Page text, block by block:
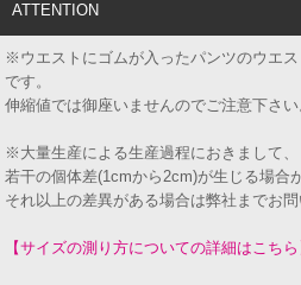
ATTENTION
※ウエストにゴムが入ったパンツのウエ
です。
伸縮値では御座いませんのでご注意下さい
※大量生産による生産過程におきまして、
若干の個体差(1cmから2cm)が生じる場合
それ以上の差異がある場合は弊社までお問
【サイズの測り方についての詳細はこちら